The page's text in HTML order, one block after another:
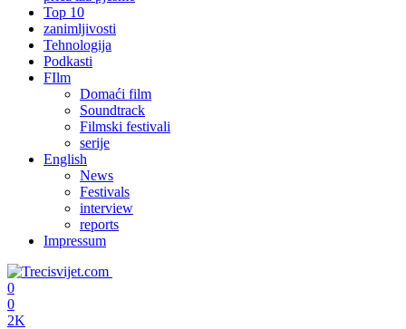
Top 10
zanimljivosti
Tehnologija
Podkasti
FIlm
Domaći film
Soundtrack
Filmski festivali
serije
English
News
Festivals
interview
reports
Impressum
0
0
2K